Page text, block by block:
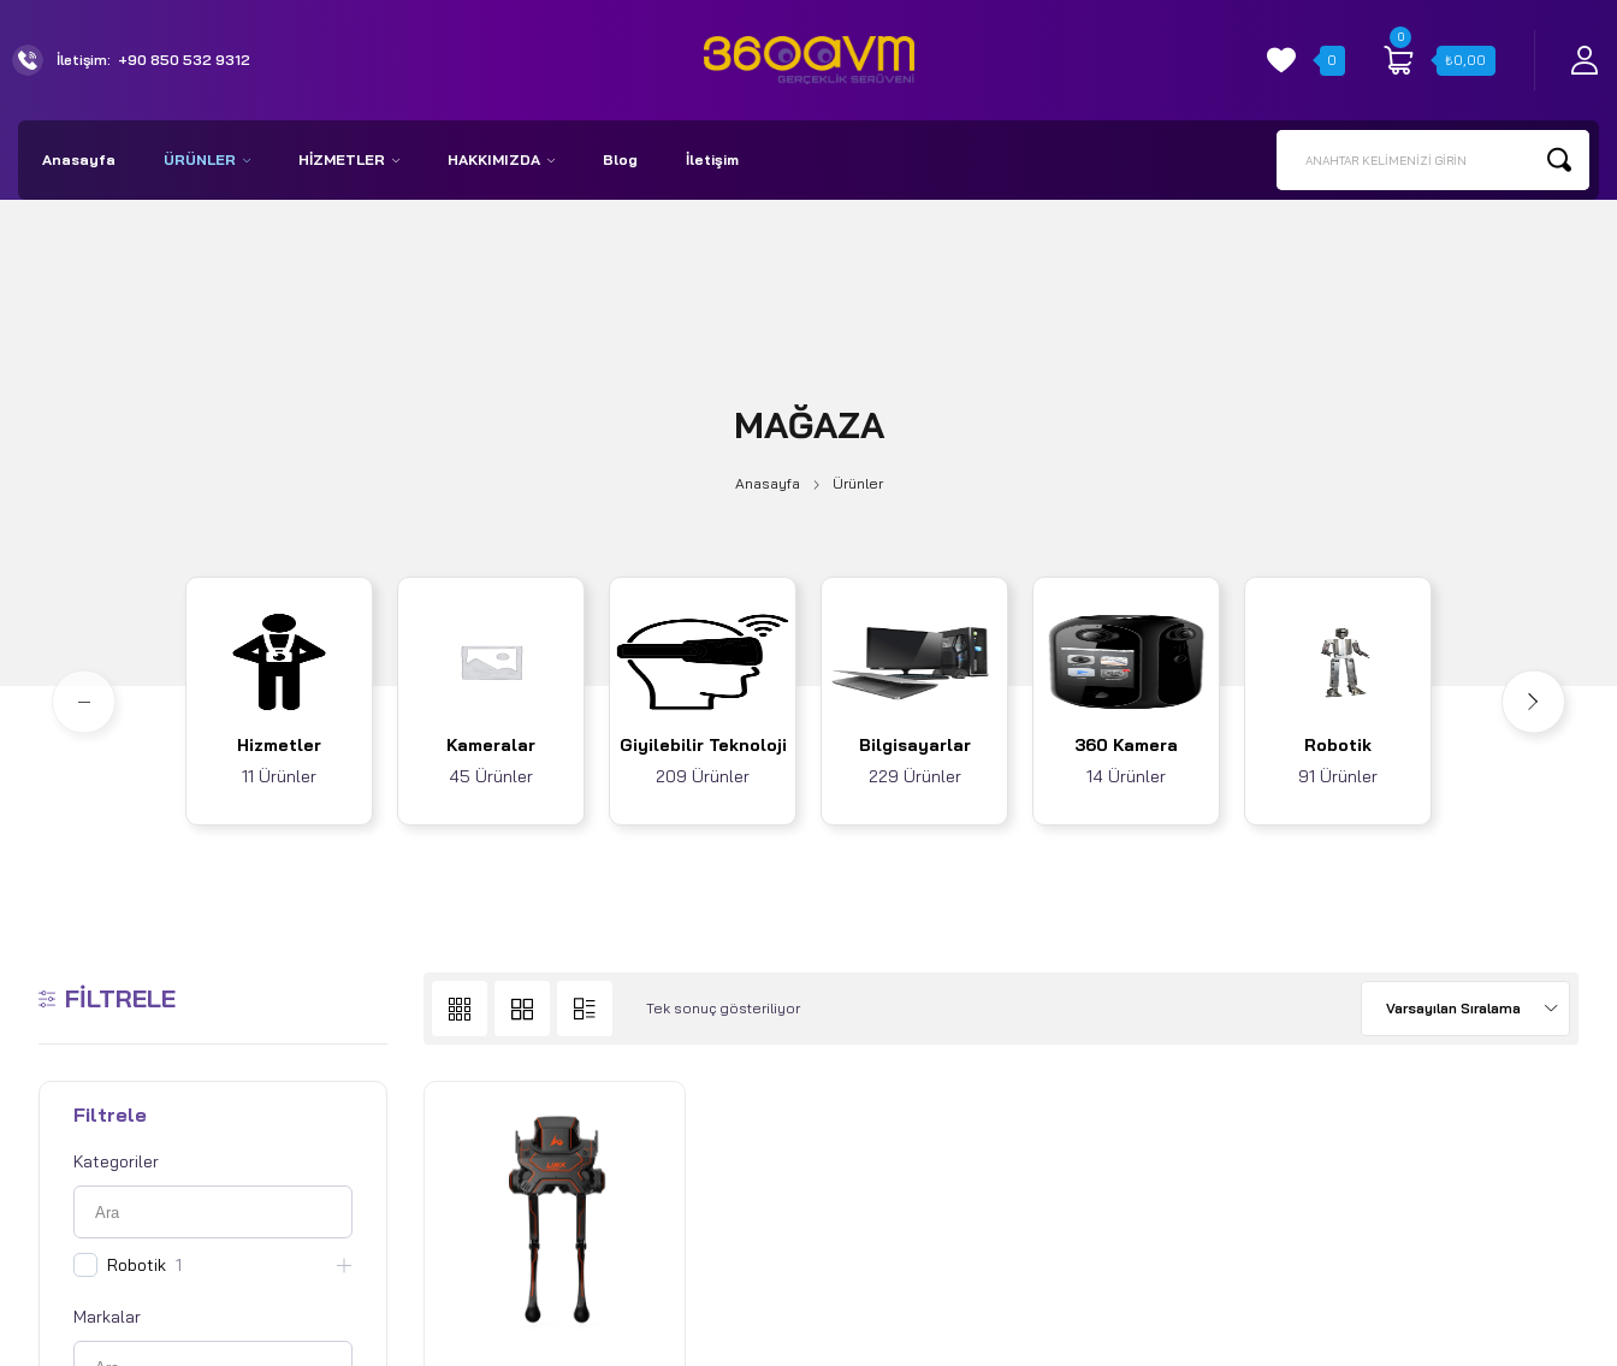
İletişim: +90 850 532 9312 0
0
₺0,00
Anasayfa ÜRÜNLER HIZMETLER HAKKIMIZDA Blog İletişim ANAHTAR KELIMENIZI GIRIN
MAĞAZA
Anasayfa Ürünler
Hizmetler
11 Ürünler
Kameralar
45 Ürünler
Giyilebilir Teknoloji
209 Ürünler
Bilgisayarlar
229 Ürünler
360 Kamera
14 Ürünler
Robotik
91 Ürünler
FILTRELE
Filtrele
Kategoriler
Robotik 1
Markalar
Tek sonuç gösteriliyor Varsayılan Sıralama